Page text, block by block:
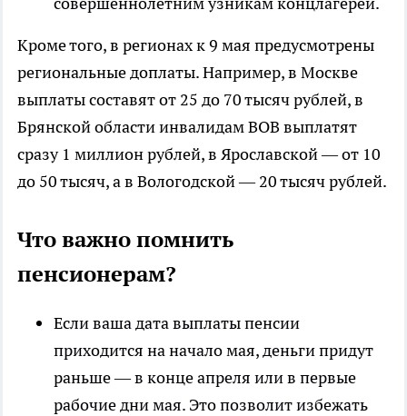
Кроме того, в регионах к 9 мая предусмотрены
региональные доплаты. Например, в Москве
выплаты составят от 25 до 70 тысяч рублей, в
Брянской области инвалидам ВОВ выплатят
сразу 1 миллион рублей, в Ярославской — от 10
до 50 тысяч, а в Вологодской — 20 тысяч рублей.
Что важно помнить
пенсионерам?
Если ваша дата выплаты пенсии
приходится на начало мая, деньги придут
раньше — в конце апреля или в первые
рабочие дни мая. Это позволит избежать